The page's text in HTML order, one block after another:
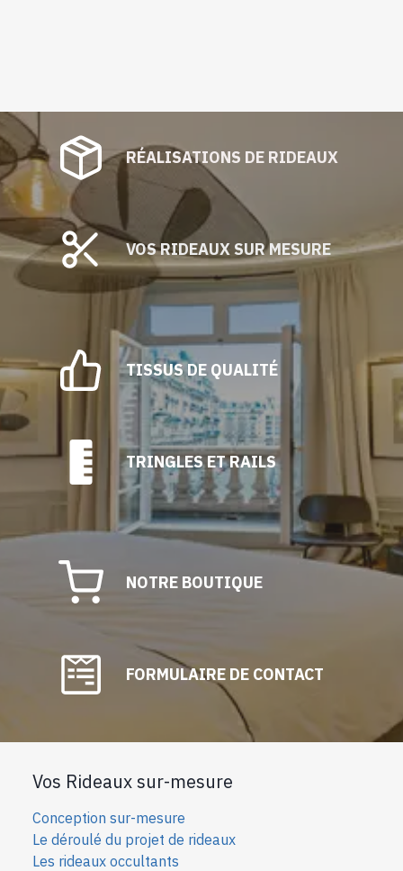
RÉALISATIONS DE RIDEAUX
VOS RIDEAUX SUR MESURE
TISSUS DE QUALITÉ
TRINGLES ET RAILS
NOTRE BOUTIQUE
FORMULAIRE DE CONTACT
Vos Rideaux sur-mesure
Conception sur-mesure
Le déroulé du projet de rideaux
Les rideaux occultants